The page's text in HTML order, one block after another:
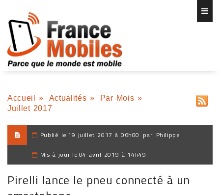
Accueil » Actualités » Par Mois »
Juillet 2017
Publié le 19 juillet 2017 à 06h00 par Philippe
Mis à jour le 04 avril 2019 à 14h49
Pirelli lance le pneu connecté à un